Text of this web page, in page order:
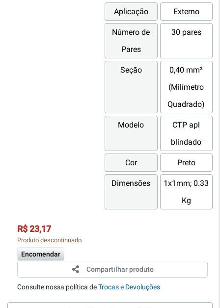
Aplicação Externo
Número de
Pares
30 pares
Seção
0,40 mm²
(Milímetro
Quadrado)
Modelo
CTP apl
blindado
Cor Preto
Dimensões
1x1mm; 0.33
Kg
R$ 23,17
Produto descontinuado
Encomendar
Compartilhar produto
Consulte nossa política deTrocas e Devoluções